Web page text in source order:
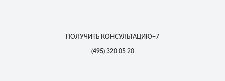
ПОЛУЧИТЬ КОНСУЛЬТАЦИЮ+7
(495)320 05 20